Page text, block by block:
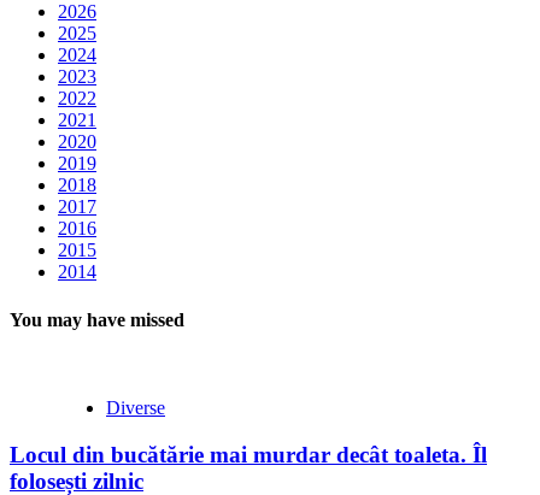
2026
2025
2024
2023
2022
2021
2020
2019
2018
2017
2016
2015
2014
You may have missed
Diverse
Locul din bucătărie mai murdar decât toaleta. Îl
folosești zilnic